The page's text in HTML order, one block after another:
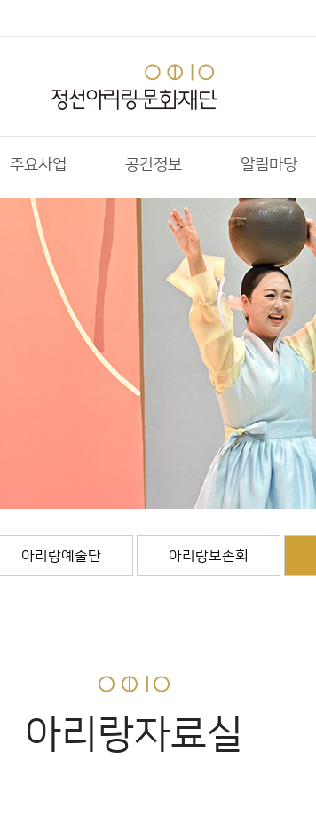
주요사업 공간정보 알림마당
아리랑예술단 아리랑보존회
아리랑자료실